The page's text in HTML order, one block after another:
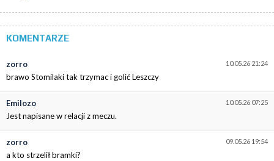
KOMENTARZE
10.05.26 21:24
zorro
brawo Stomilaki tak trzymac i golić Leszczy
10.05.26 07:25
Emilozo
Jest napisane w relacji z meczu.
09.05.26 19:54
zorro
a kto strzelił bramki?